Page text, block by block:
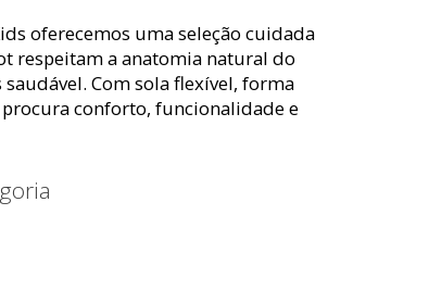
oferecemos uma seleção cuidada
respeitam a anatomia natural do
Com sola flexível, forma
conforto, funcionalidade e